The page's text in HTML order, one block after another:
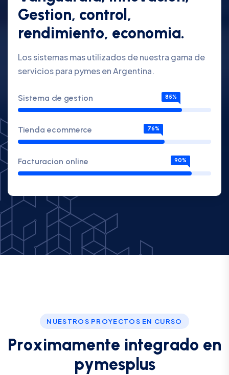
Gestion, control,
rendimiento, economia.
Los sistemas mas utilizados de nuestra gama de
servicios para pymes en Argentina.
Sistema de gestion 85%
Tienda ecommerce 76%
Facturacion online 90%
NUESTROS PROYECTOS EN CURSO
Proximamente integrado en
pymesp us